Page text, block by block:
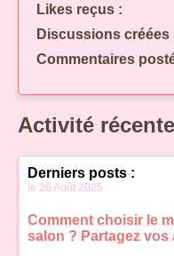
Likes reçus :
Discussions créées
Commentaires
Activité récente
Derniers posts :
le 26 Août 2025
Comment choisir le
salon ? Partagez